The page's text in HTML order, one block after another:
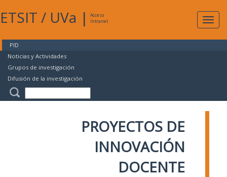
ETSIT / UVa |
Acceso
Intranet
PID
Noticias y Actividades
Grupos de investigación
Difusión de la investigación
PROYECTOS DE
INNOVACIÓN
DOCENTE